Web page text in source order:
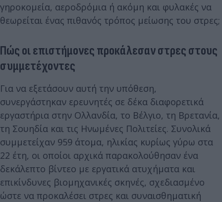
γηροκομεία, αεροδρόμια ή ακόμη και φυλακές να
θεωρείται ένας πιθανός τρόπος μείωσης του στρες;
Πώς οι επιστήμονες προκάλεσαν στρες στους
συμμετέχοντες
Για να εξετάσουν αυτή την υπόθεση,
συνεργάστηκαν ερευνητές σε δέκα διαφορετικά
εργαστήρια στην Ολλανδία, το Βέλγιο, τη Βρετανία,
τη Σουηδία και τις Ηνωμένες Πολιτείες. Συνολικά
συμμετείχαν 959 άτομα, ηλικίας κυρίως γύρω στα
22 έτη, οι οποίοι αρχικά παρακολούθησαν ένα
δεκάλεπτο βίντεο με εργατικά ατυχήματα και
επικίνδυνες βιομηχανικές σκηνές, σχεδιασμένο
ώστε να προκαλέσει στρες και συναισθηματική